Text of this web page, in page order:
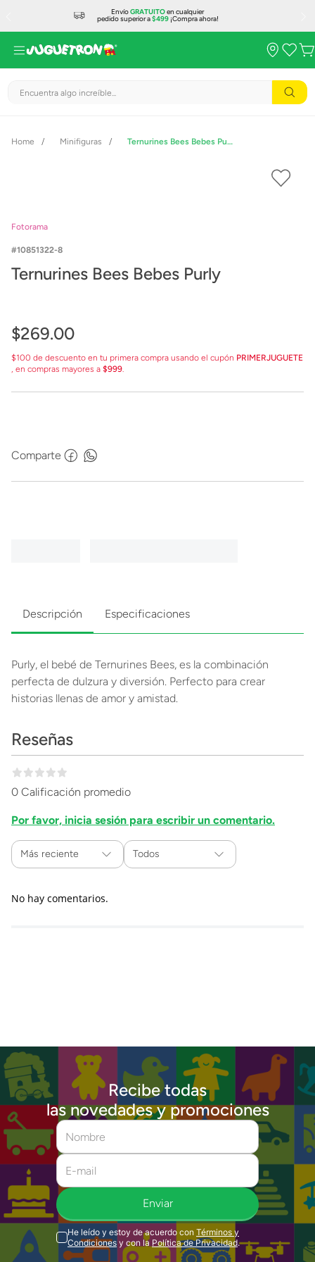
EnvíoGRATUITOen cualquier
pedido superior a$499¡Compra ahora!
Encuentra algo increíble...
Minifiguras Ternurines Bees Bebes Purly
Fotorama
10851322-8
Ternurines Bees Bebes Purly
$269.00
$100 de descuento en tu primera compra usando el cupón PRIMERJUGUETE
, en compras mayores a $999.
Comparte
Descripción Especificaciones
Purly, el bebé de Ternurines Bees, es la combinación
perfecta de dulzura y diversión. Perfecto para crear
historias llenas de amor y amistad.
Reseñas
0 Calificación promedio
Por favor, inicia sesión para escribir un comentario.
Más reciente Todos
No hay comentarios.
Recibe todas
las novedades y promociones
Enviar
He leído y estoy de acuerdo con Términos y
Condiciones y con la Política de Privacidad.